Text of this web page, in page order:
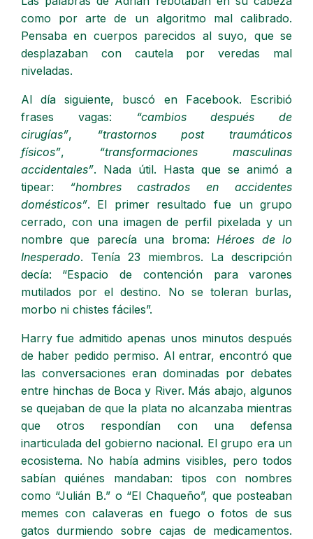
como por arte de un algoritmo mal calibrado.
Pensaba en cuerpos parecidos al suyo, que se
desplazaban con cautela por veredas mal
niveladas.
Al día siguiente, buscó en Facebook. Escribió
frases vagas:
“cambios después de
cirugías”,
“trastornos post traumáticos
físicos”, “transformaciones masculinas
accidentales”. Nada útil. Hasta que se animó a
tipear:
“hombres castrados en accidentes
domésticos”. El primer resultado fue un grupo
cerrado, con una imagen de perfil pixelada y un
nombre que parecía una broma:Héroes de lo
Inesperado. Tenía 23 miembros. La descripción
decía: “Espacio de contención para varones
mutilados por el destino. No se toleran burlas,
morbo ni chistes fáciles”.
Harry fue admitido apenas unos minutos después
de haber pedido permiso. Al entrar, encontró que
las conversaciones eran dominadas por debates
entre hinchas de Boca y River. Más abajo, algunos
se quejaban de que la plata no alcanzaba mientras
que otros respondían con una defensa
inarticulada del gobierno nacional. El grupo era un
ecosistema. No había admins visibles, pero todos
sabían quiénes mandaban: tipos con nombres
como “Julián B.” o “El Chaqueño”, que posteaban
memes con calaveras en fuego o fotos de sus
gatos durmiendo sobre cajas de medicamentos.